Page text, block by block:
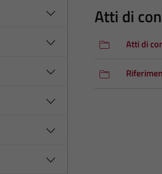
Atti di
Atti di